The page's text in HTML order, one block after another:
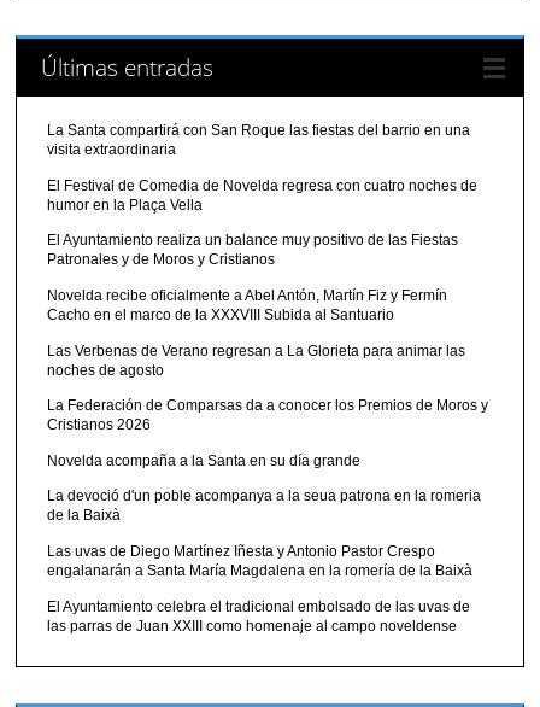
Últimas entradas
La Santa compartirá con San Roque las fiestas del barrio en una
visita extraordinaria
El Festival de Comedia de Novelda regresa con cuatro noches de
humor en la Plaça Vella
El Ayuntamiento realiza un balance muy positivo de las Fiestas
Patronales y de Moros y Cristianos
Novelda recibe oficialmente a Abel Antón, Martín Fiz y Fermín
Cacho en el marco de la XXXVIII Subida al Santuario
Las Verbenas de Verano regresan a La Glorieta para animar las
noches de agosto
La Federación de Comparsas da a conocer los Premios de Moros y
Cristianos 2026
Novelda acompaña a la Santa en su día grande
La devoció d'un poble acompanya a la seua patrona en la romeria
de la Baixà
Las uvas de Diego Martínez Iñesta y Antonio Pastor Crespo
engalanarán a Santa María Magdalena en la romería de la Baixà
El Ayuntamiento celebra el tradicional embolsado de las uvas de
las parras de Juan XXIII como homenaje al campo noveldense